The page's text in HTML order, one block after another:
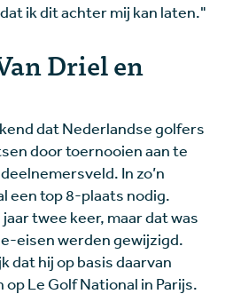
ik dit achter mij kan laten."
Driel en
dat Nederlandse golfers
door toernooien aan te
In zo’n
een top 8-plaats nodig.
twee keer, maar dat was
eisen werden gewijzigd.
dat hij op basis daarvan
Le Golf National in Parijs.